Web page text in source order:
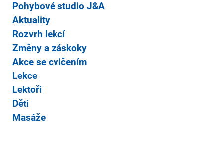
Pohybové studio J&A
Aktuality
Rozvrh lekcí
Změny a záskoky
Akce se cvičením
Lekce
Lektoři
Děti
Masáže